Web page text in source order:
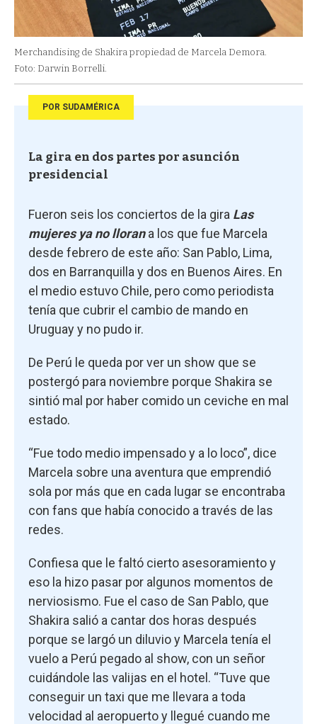
Merchandising de Shakira propiedad de Marcela Demora.
Foto: Darwin Borrelli.
POR SUDAMÉRICA
La gira en dos partes por asunción
presidencial
Fueron seis los conciertos de la gira Las
mujeres ya no llorana los que fue Marcela
desde febrero de este año: San Pablo, Lima,
dos en Barranquilla y dos en Buenos Aires. En
el medio estuvo Chile, pero como periodista
tenía que cubrir el cambio de mando en
Uruguay y no pudo ir.
De Perú le queda por ver un show que se
postergó para noviembre porque Shakira se
sintió mal por haber comido un ceviche en mal
estado.
“Fue todo medio impensado y a lo loco”, dice
Marcela sobre una aventura que emprendió
sola por más que en cada lugar se encontraba
con fans que había conocido a través de las
redes.
Confiesa que le faltó cierto asesoramiento y
eso la hizo pasar por algunos momentos de
nerviosismo. Fue el caso de San Pablo, que
Shakira salió a cantar dos horas después
porque se largó un diluvio y Marcela tenía el
vuelo a Perú pegado al show, con un señor
cuidándole las valijas en el hotel. “Tuve que
conseguir un taxi que me llevara a toda
velocidad al aeropuerto y llegué cuando me